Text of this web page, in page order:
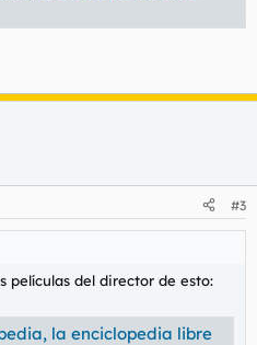
#3
películas del director de esto:
la enciclopedia libre